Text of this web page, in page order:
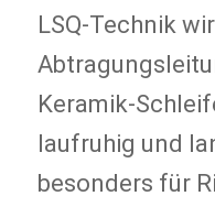
LSQ-Technik
Keramik-
laufruhig und
besonders für